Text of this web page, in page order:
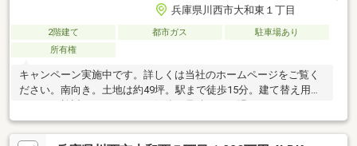
兵庫県川西市大和東１丁目
2階建て 都市ガス
駐車場あり
所有権
キャンペーン実施中です。詳しくは当社のホームページをご覧く
ださい。南向き。土地は約49坪。駅まで徒歩15分。建て替え用地